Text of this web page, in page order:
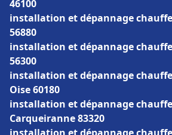
46100
installation et dépannage
56880
installation et dépannage
56300
installation et dépannage
Oise 60180
installation et dépannage
Carqueiranne 83320